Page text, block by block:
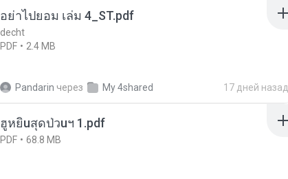
อย่าไปยอม เล่ม 4_ST.pdf
decht
PDF
2.4 MB
Pandarin через My 4shared 17 дней назад
ฮูหยิuสุดป่วuฯ 1.pdf
PDF 68.8 MB